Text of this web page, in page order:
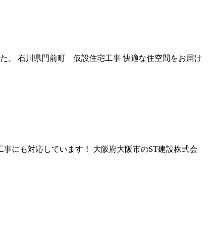
。 石川県門前町 仮設住宅工事 快適な住空間をお届け
にも対応しています！ 大阪府大阪市のST建設株式会